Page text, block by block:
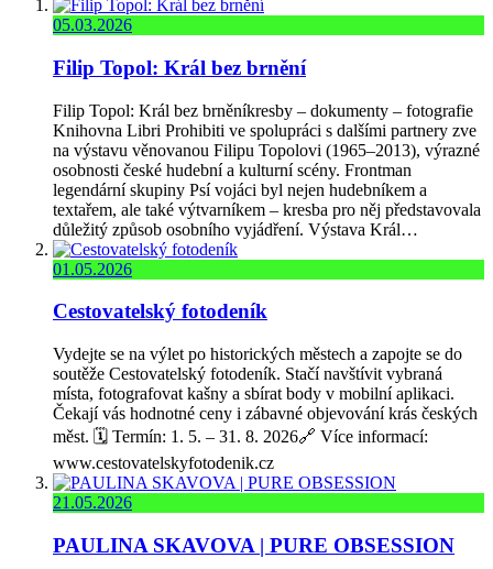
05.03.2026
Filip Topol: Král bez brnění
Filip Topol: Král bez brněníkresby – dokumenty – fotografie
Knihovna Libri Prohibiti ve spolupráci s dalšími partnery zve
na výstavu věnovanou Filipu Topolovi (1965–2013), výrazné
osobnosti české hudební a kulturní scény. Frontman
legendární skupiny Psí vojáci byl nejen hudebníkem a
textařem, ale také výtvarníkem – kresba pro něj představovala
důležitý způsob osobního vyjádření. Výstava Král…
01.05.2026
Cestovatelský fotodeník
Vydejte se na výlet po historických městech a zapojte se do
soutěže Cestovatelský fotodeník. Stačí navštívit vybraná
místa, fotografovat kašny a sbírat body v mobilní aplikaci.
Čekají vás hodnotné ceny i zábavné objevování krás českých
měst. 🗓️ Termín: 1. 5. – 31. 8. 2026🔗 Více informací:
www.cestovatelskyfotodenik.cz
21.05.2026
PAULINA SKAVOVA | PURE OBSESSION